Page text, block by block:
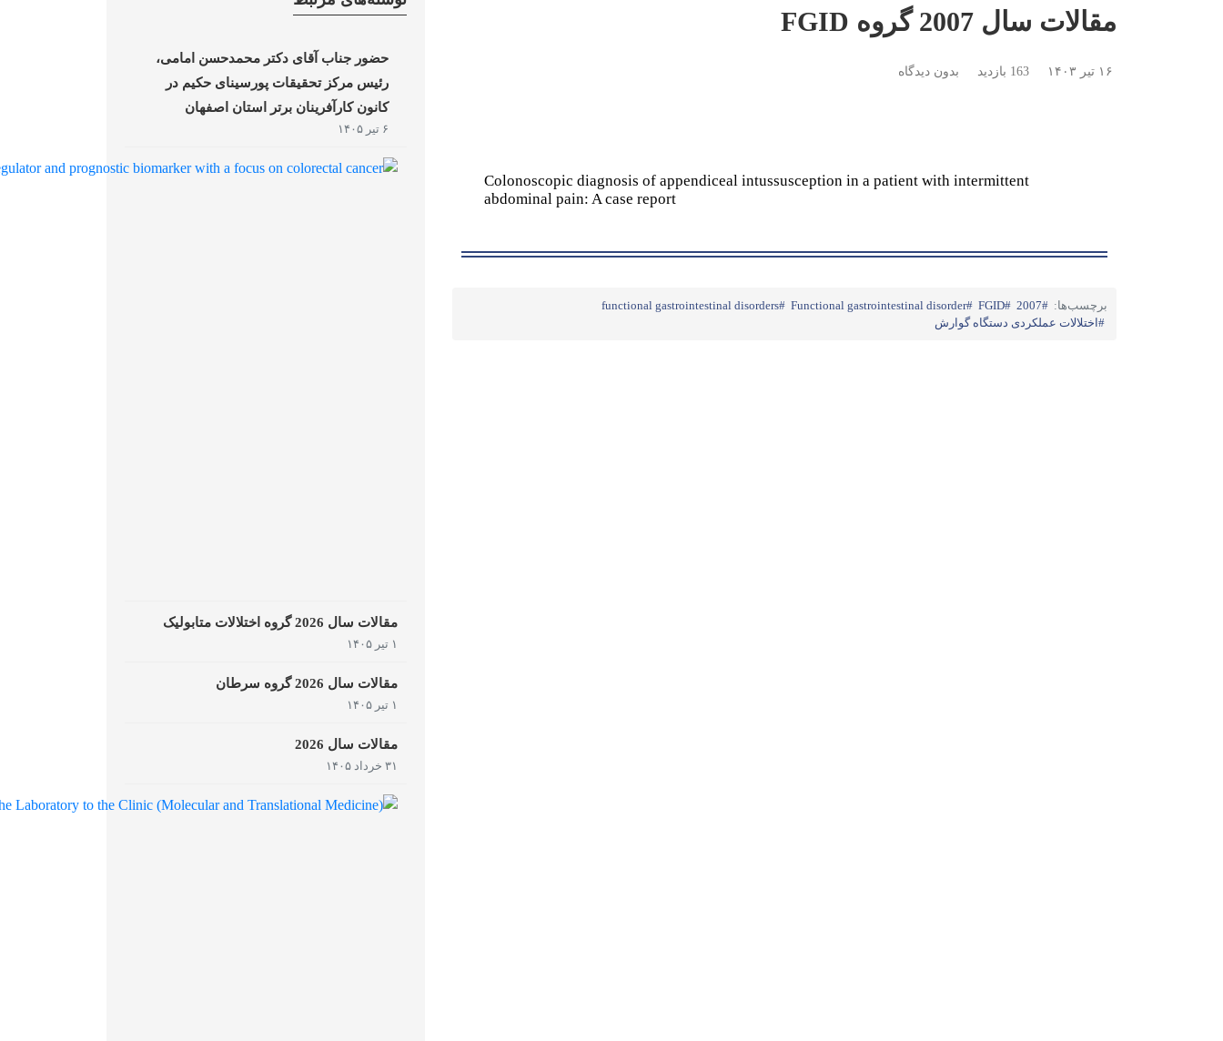
مقالات سال 2007 گروه FGID
۱۶ تیر ۱۴۰۳ 163 بازدید بدون دیدگاه
Colonoscopic diagnosis of appendiceal intussusception in a patient with intermittent
abdominal pain: A case report
برچسب‌ها: 2007
FGID
Functional gastrointestinal disorder
functional gastrointestinal disorders
اختلالات عملکردی دستگاه گوارش
حضور جناب آقای دکتر محمدحسن امامی،
رئیس مرکز تحقیقات پورسینای حکیم در
کانون کارآفرینان برتر استان اصفهان
۶ تیر ۱۴۰۵
مقالات سال 2026 گروه اختلالات متابولیک
۱ تیر ۱۴۰۵
مقالات سال 2026 گروه سرطان
۱ تیر ۱۴۰۵
مقالات سال 2026
۳۱ خرداد ۱۴۰۵